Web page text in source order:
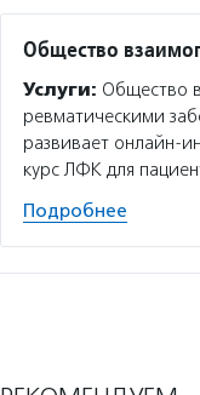
Общество
Услуги: Общество
ревматическими
развивает онлайн-
курс ЛФК для
Подробнее